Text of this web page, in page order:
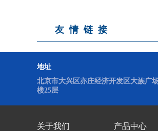
友情链接
地址
北京市大兴区亦庄经济开发区大族广
楼25层
关于我们 产品中心